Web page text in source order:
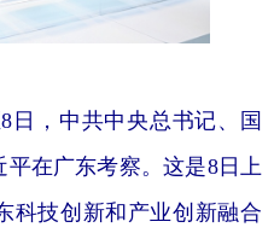
，中共中央总书记、国
在广东考察。这是8日上
科技创新和产业创新融合